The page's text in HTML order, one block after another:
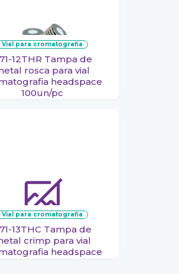
vial para cromatografia
rosca para vial
headspace
100un/pc
vial para cromatografia
crimp para vial
headspace